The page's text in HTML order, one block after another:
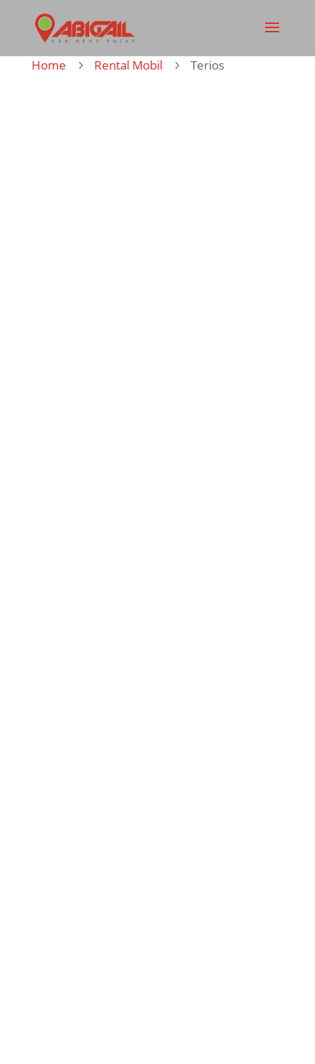
Home 5 Rental Mobil 5 Terios